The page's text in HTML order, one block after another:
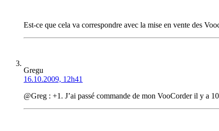
Est-ce que cela va correspondre avec la mise en vente des
Gregu
16.10.2009, 12h41
@Greg : +1. J’ai passé commande de mon VooCorder il y a